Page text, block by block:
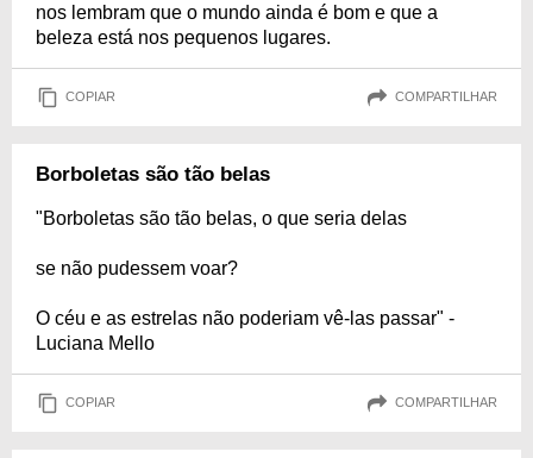
nos lembram que o mundo ainda é bom e que a
beleza está nos pequenos lugares.
COPIAR COMPARTILHAR
Borboletas são tão belas
"Borboletas são tão belas, o que seria delas
se não pudessem voar?
O céu e as estrelas não poderiam vê-las passar" -
Luciana Mello
COPIAR COMPARTILHAR